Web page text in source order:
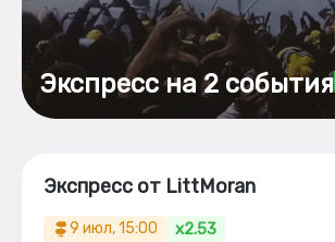
Экспресс на 2 события
Экспресс от LittMoran
9 июл, 15:00 x2.53